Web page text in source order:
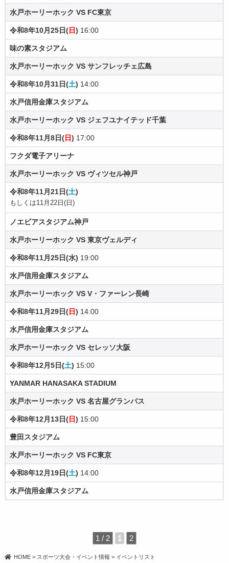
水戸ホーリーホック VS FC東京
令和8年10月25日(日 ) 16:00
味の素スタジアム
水戸ホーリーホック VS サンフレッチェ広島
令和8年10月31日(土) 14:00
水戸信用金庫スタジアム
水戸ホーリーホック VS ジェフユナイテッド千葉
令和8年11月8日(日 ) 17:00
フクダ電子アリーナ
水戸ホーリーホック VS ヴィツセル神戸
令和8年11月21日(土)
もしくは11月22日(日)
ノエビアスタジアム神戸
水戸ホーリーホック VS 東京ヴェルディ
令和8年11月25日(水) 19:00
水戸信用金庫スタジアム
水戸ホーリーホック VS V・ファーレン長崎
令和8年11月29日(日 ) 14:00
水戸信用金庫スタジアム
水戸ホーリーホック VS セレッソ大阪
令和8年12月5日(土) 15:00
YANMAR HANASAKA STADIUM
水戸ホーリーホック VS 名古屋グランパス
令和8年12月13日(日 ) 15:00
豊田スタジアム
水戸ホーリーホック VS FC東京
令和8年12月19日(土) 14:00
水戸信用金庫スタジアム
1 / 2 1 2
HOME > スポーツ大会・イベント情報 > イベントリスト